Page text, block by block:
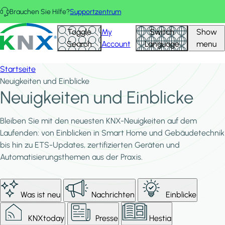
Direkt zum Inhalt
Brauchen Sie Hilfe?Supportzentrum
KNX - Homepage Toggle
Search
My
Account
Switch
Language
Show
menu
Startseite
Neuigkeiten und Einblicke
Neuigkeiten und Einblicke
Bleiben Sie mit den neuesten KNX-Neuigkeiten auf dem
Laufenden: von Einblicken in Smart Home und Gebäudetechnik
bis hin zu ETS-Updates, zertifizierten Geräten und
Automatisierungsthemen aus der Praxis.
Was ist neu Nachrichten Einblicke
KNXtoday Presse Hestia